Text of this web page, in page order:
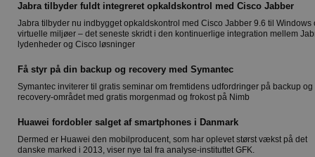
Jabra tilbyder fuldt integreret opkaldskontrol med Cisco Jabber
Jabra tilbyder nu indbygget opkaldskontrol med Cisco Jabber 9.6 til Windows
virtuelle miljøer – det seneste skridt i den kontinuerlige integration mellem
lydenheder og Cisco løsninger
Få styr på din backup og recovery med Symantec
Symantec inviterer til gratis seminar om fremtidens udfordringer på backup og
recovery-området med gratis morgenmad og frokost på Nimb
Huawei fordobler salget af smartphones i Danmark
Dermed er Huawei den mobilproducent, som har oplevet størst vækst på det
danske marked i 2013, viser nye tal fra analyse-instituttet GFK.